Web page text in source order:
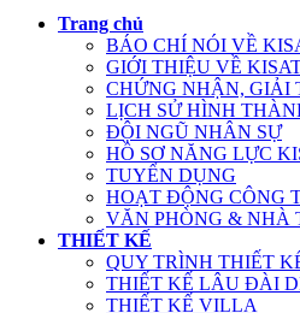
Trang chủ
BÁO CHÍ NÓI VỀ
GIỚI THIỆU VỀ
CHỨNG NHẬN, GIẢI
LỊCH SỬ HÌNH
ĐỘI NGŨ NHÂN SỰ
HỒ SƠ NĂNG LỰC
TUYỂN DỤNG
HOẠT ĐỘNG CÔNG
VĂN PHÒNG & NHÀ
THIẾT KẾ
QUY TRÌNH THIẾT
THIẾT KẾ LÂU ĐÀI
THIẾT KẾ VILLA